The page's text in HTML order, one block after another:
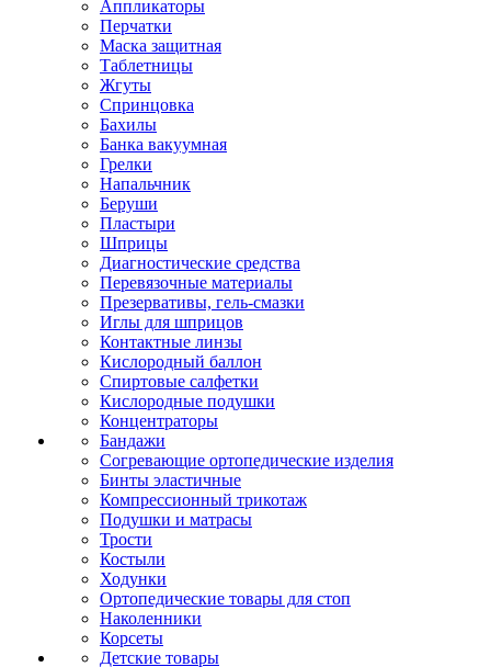
Аппликаторы
Перчатки
Маска защитная
Таблетницы
Жгуты
Спринцовка
Бахилы
Банка вакуумная
Грелки
Напальчник
Беруши
Пластыри
Шприцы
Диагностические средства
Перевязочные материалы
Презервативы, гель-смазки
Иглы для шприцов
Контактные линзы
Кислородный баллон
Спиртовые салфетки
Кислородные подушки
Концентраторы
Бандажи
Согревающие ортопедические изделия
Бинты эластичные
Компрессионный трикотаж
Подушки и матрасы
Трости
Костыли
Ходунки
Ортопедические товары для стоп
Наколенники
Корсеты
Детские товары